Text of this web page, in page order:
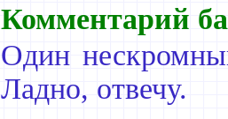
Комментарий
Один
Ладно, отвечу.